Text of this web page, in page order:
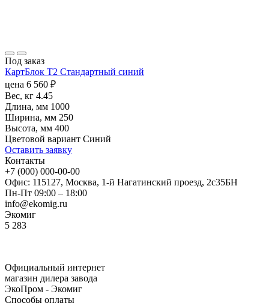
Под заказ
КартБлок Т2 Стандартный синий
цена 6 560 ₽
Вес, кг 4.45
Длина, мм 1000
Ширина, мм 250
Высота, мм 400
Цветовой вариант Синий
Оставить заявку
Контакты
+7 (000) 000-00-00
Офис: 115127, Москва, 1-й Нагатинский проезд, 2с35БН
Пн-Пт 09:00 – 18:00
info@ekomig.ru
Экомиг
5 283
Официальный интернет
магазин дилера завода
ЭкоПром - Экомиг
Способы оплаты